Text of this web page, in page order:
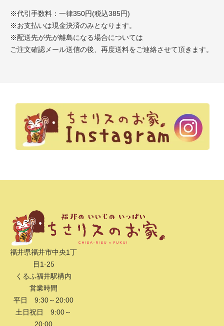
※代引手数料：一律350円(税込385円)
※お支払いは現金決済のみとなります。
※配送先が先が離島になる場合については
ご注文確認メール送信の後、再度送料をご連絡させて頂きます。
福井県福井市中央1丁
目1-25
くるふ福井駅構内
営業時間
平日 9:30～20:00
土日祝日 9:00～
20:00